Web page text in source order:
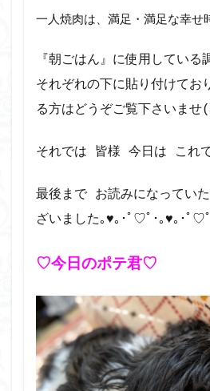
一人焼肉は、満足・満足な幸
『朝ごはん』に使用している
それぞれの下に貼り付けてお
る方はどうぞご覧下さいま
それでは 皆様 今日は これ
最後まで お読みになってい
ざいました｡♥｡･ﾟ♡ﾟ･｡♥｡･ﾟ♡
♡今日のポテ君♡